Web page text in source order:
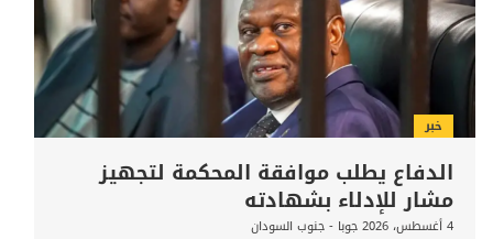
خبر
الدفاع يطلب موافقة المحكمة لتجهيز
مشار للإدلاء بشهادته
4 أغسطس، 2026 جوبا - جنوب السودان